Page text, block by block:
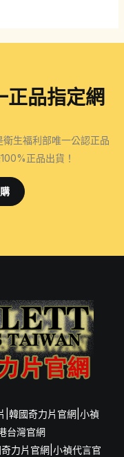
正品指定網
生福利部唯一公認正品
正品出貨！
韓國奇力片官網|小禎
台灣官網
力片官網|小禎代言官